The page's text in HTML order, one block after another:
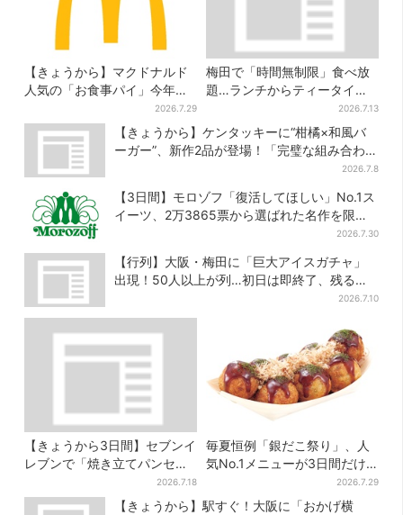
【きょうから】マクドナルド
人気の「お食事パイ」今年も
登場、熱々とろ～り夏限定メ
ニュー
2026.7.29
梅田で「時間無制限」食べ放
題…ランチからティータイム
までノンストップで約60種を
満喫
2026.7.13
【きょうから】ケンタッキーに“柑橘×和風バ
ーガー”、新作2品が登場！「完璧な組み合わ
2026.7.8
【3日間】モロゾフ「復活してほしい」No.1ス
イーツ、2万3865票から選ばれた名作を限定
2026.7.30
【行列】大阪・梅田に「巨大アイスガチャ」
出現！50人以上が列…初日は即終了、残る開
2026.7.10
【きょうから3日間】セブンイ
レブンで「焼き立てパンセー
ル」、人気シリーズがお得
に…チョコクッキーも対象
2026.7.18
毎夏恒例「銀だこ祭り」、人
気No.1メニューが3日間だけ
2026.7.29
【きょうから】駅すぐ！大阪に「おかげ横